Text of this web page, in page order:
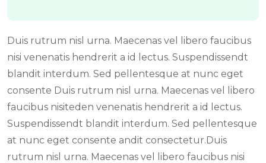
Duis rutrum nisl urna. Maecenas vel libero faucibus
nisi venenatis hendrerit a id lectus. Suspendissendt
blandit interdum. Sed pellentesque at nunc eget
consente Duis rutrum nisl urna. Maecenas vel libero
faucibus nisiteden venenatis hendrerit a id lectus.
Suspendissendt blandit interdum. Sed pellentesque
at nunc eget consente andit consectetur.Duis
rutrum nisl urna. Maecenas vel libero faucibus nisi